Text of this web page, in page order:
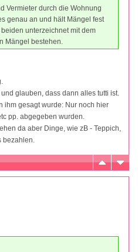
Vermieter durch die Wohnung
genau an und hält Mängel fest
unterzeichnet mit dem
Mängel bestehen.
glauben, dass dann alles tutti ist.
ihm gesagt wurde: Nur noch hier
pp. abgegeben wurden.
da aber Dinge, wie zB - Teppich,
bezahlen.